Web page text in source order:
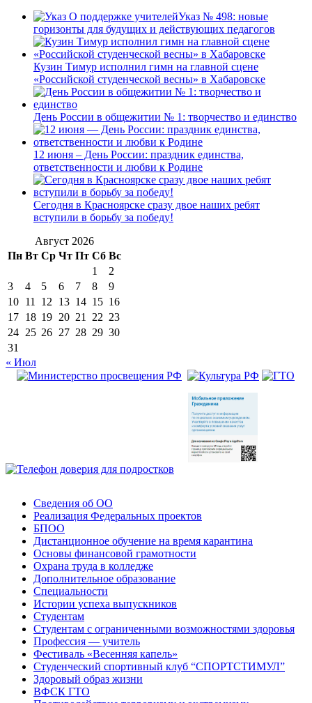
Указ № 498: новые
горизонты для будущих и действующих педагогов
Кузин Тимур исполнил гимн на главной сцене
«Российской студенческой весны» в Хабаровске
День России в общежитии № 1: творчество и единство
12 июня – День России: праздник единства,
ответственности и любви к Родине
Сегодня в Красноярске сразу двое наших ребят
вступили в борьбу за победу!
Август 2026
Пн Вт Ср Чт Пт Сб Вс
1
2
3
4 5 6 7 8
9
10 11 12 13 14 15 16
17 18 19 20 21 22 23
24 25 26 27 28 29 30
31
« Июл
Сведения об ОО
Реализация Федеральных проектов
БПОО
Дистанционное обучение на время карантина
Основы финансовой грамотности
Охрана труда в колледже
Дополнительное образование
Специальности
Истории успеха выпускников
Студентам
Студентам с ограниченными возможностями здоровья
Профессия — учитель
Фестиваль «Весенняя капель»
Студенческий спортивный клуб “СПОРТСТИМУЛ”
Здоровый образ жизни
ВФСК ГТО